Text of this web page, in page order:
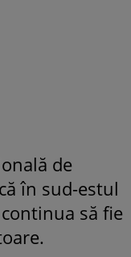
de
în sud-estul
să fie